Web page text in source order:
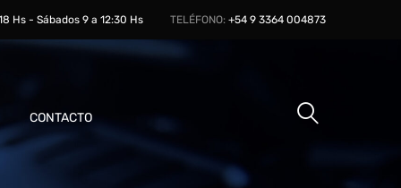
Hs - Sábados 9 a 12:30 Hs TELÉFONO: +54 9 3364 004873
CONTACTO